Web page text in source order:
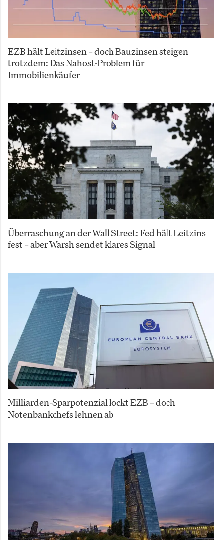
EZB hält Leitzinsen – doch Bauzinsen steigen
trotzdem: Das Nahost-Problem für
Immobilienkäufer
Überraschung an der Wall Street: Fed hält Leitzins
fest – aber Warsh sendet klares Signal
Milliarden-Sparpotenzial lockt EZB – doch
Notenbankchefs lehnen ab